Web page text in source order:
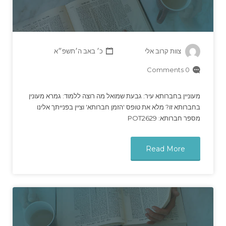
צוות קרוב אלי כ׳ באב ה׳תשפ״א
0 Comments
מעוניין בחברותא עיר: גבעת שמואל מה רוצה ללמוד: גמרא מעונין
בחברותא זו? מלא את טופס 'הזמן חברותא' וציין בפנייתך אלינו
מספר חברותא: POT2629
Read More